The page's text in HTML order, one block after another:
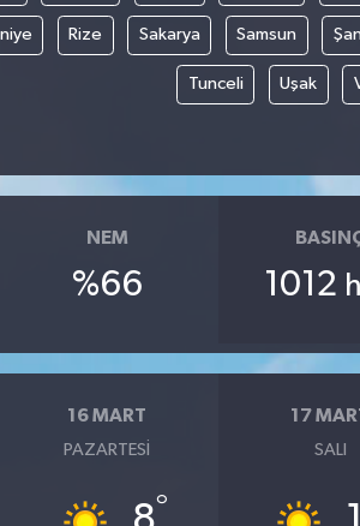
Rize Sakarya Samsun
Tunceli Uşak
NEM
%66 1012
16 MART
PAZARTESI
°
17
SALI